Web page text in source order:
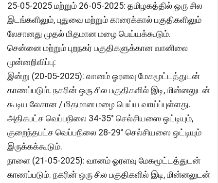
25-05-2025 மற்றும் 26-05-2025: தமிழகத்தில் ஒரு சில
இடங்களிலும், புதுவை மற்றும் காரைக்கால் பகுதிகளிலும்
லேசானது முதல் மிதமான மழை பெய்யக்கூடும்.
சென்னை மற்றும் புறநகர் பகுதிகளுக்கான வானிலை
முன்னறிவிப்பு:
இன்று (20-05-2025): வானம் ஓரளவு மேகமூட்டத்துடன்
காணப்படும். நகரின் ஒரு சில பகுதிகளில் இடி, மின்னலுடன்
கூடிய லேசான / மிதமான மழை பெய்ய வாய்ப்புள்ளது.
அதிகபட்ச வெப்பநிலை 34-35° செல்சியஸை ஒட்டியும்,
குறைந்தபட்ச வெப்பநிலை 28-29° செல்சியஸை ஒட்டியும்
இருக்கக்கூடும்.
நாளை (21-05-2025): வானம் ஓரளவு மேகமூட்டத்துடன்
காணப்படும். நகரின் ஒரு சில பகுதிகளில் இடி, மின்னலுடன்